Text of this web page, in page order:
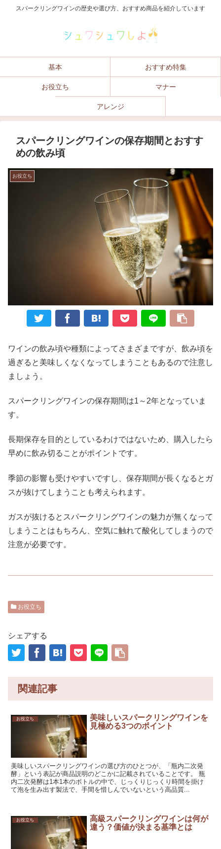
スパークリングワインの歴史や選び方、おすすめ商品を紹介しています
基本 おすすめ特集
お役立ち マナー
アレンジ
スパークリングワインの保存期間とおすす
めの飲み頃
お役立ち
ワインの飲み頃や種類によってさまざまですが、飲み頃を
過ぎると美味しくなくなってしまうこともあるので注意し
ましょう。
スパークリングワインの保存期間は1～2年となっていま
す。
長期保存を目的としているわけではないため、購入したら
早めに飲み切ることがポイントです。
季節の影響も受けやすいですし、保存期間が長くなるとガ
スが抜けてしまうことも考えられます。
ガスが抜けるとスパークリングワインの魅力が無くなって
しまうことはもちろん、空気に触れて酸化してしまうので
注意が必要です。
お役立ち
シェアする
関連記事
お役立ち
美味しいスパークリングワインを
見極める3つのポイント
美味しいスパークリングワインの選び方のひとつが、「瓶内二次発
酵」という表記が商品説明のどこかに記載されていることです。 瓶
内二次発酵は1本1本のボトルの中で、じっくりじっくり時間を掛け
て泡を生み出す製法で、手間を惜しんでいないという高品質...
お役立ち
高級スパークリングワインは何が
違う？価値が決まる基準とは